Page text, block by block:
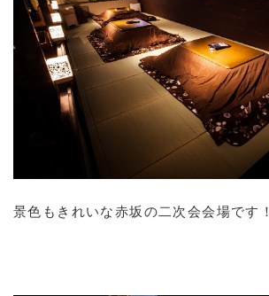
景色もきれいな赤坂の二次会会場です！